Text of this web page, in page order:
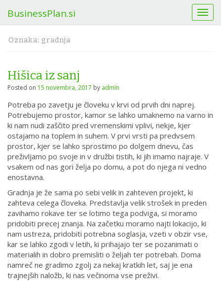
T
o
g
o
n
BusinessPlan.si
Oznaka: gradnja
Hišica iz sanj
Posted on 15 novembra, 2017 by admin
Potreba po zavetju je človeku v krvi od prvih dni naprej.
Potrebujemo prostor, kamor se lahko umaknemo na varno in
ki nam nudi zaščito pred vremenskimi vplivi, nekje, kjer
ostajamo na toplem in suhem. V prvi vrsti pa predvsem
prostor, kjer se lahko sprostimo po dolgem dnevu, čas
preživljamo po svoje in v družbi tistih, ki jih imamo najraje. V
vsakem od nas gori želja po domu, a pot do njega ni vedno
enostavna.
Gradnja je že sama po sebi velik in zahteven projekt, ki
zahteva celega človeka. Predstavlja velik strošek in preden
zavihamo rokave ter se lotimo tega podviga, si moramo
pridobiti precej znanja. Na začetku moramo najti lokacijo, ki
nam ustreza, pridobiti potrebna soglasja, vzeti v obzir vse,
kar se lahko zgodi v letih, ki prihajajo ter se pozanimati o
materialih in dobro premisliti o željah ter potrebah. Doma
namreč ne gradimo zgolj za nekaj kratkih let, saj je ena
trajnejših naložb, ki nas večinoma vse preživi.